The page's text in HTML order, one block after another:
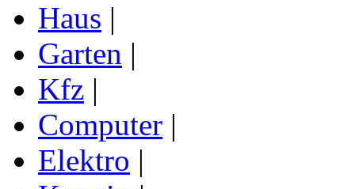
Haus |
Garten |
Kfz |
Computer |
Elektro |